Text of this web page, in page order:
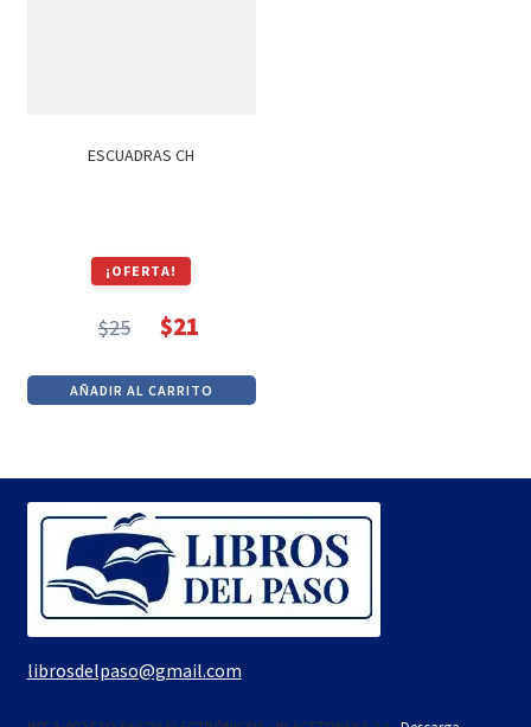
ESCUADRAS CH
¡OFERTA!
$25
precio
original
$21
precio
actual
AÑADIR AL CARRITO
librosdelpaso@gmail.com